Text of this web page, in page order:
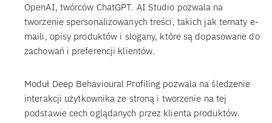
OpenAI, twórców ChatGPT. AI Studio pozwala na
tworzenie spersonalizowanych treści, takich jak tematy e-
maili, opisy produktów i slogany, które są dopasowane do
zachowań i preferencji klientów.
Moduł Deep Behavioural Profiling pozwala na śledzenie
interakcji użytkownika ze stroną i tworzenie na tej
podstawie cech oglądanych przez klienta produktów.